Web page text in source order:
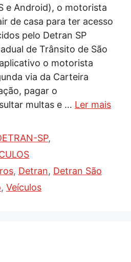
e Android), o motorista
de casa para ter acesso
pelo Detran SP
de Trânsito de São
o motorista
via da Carteira
pagar o
multas e … Ler mais
SP,
, Detran, Detran São
, Veículos